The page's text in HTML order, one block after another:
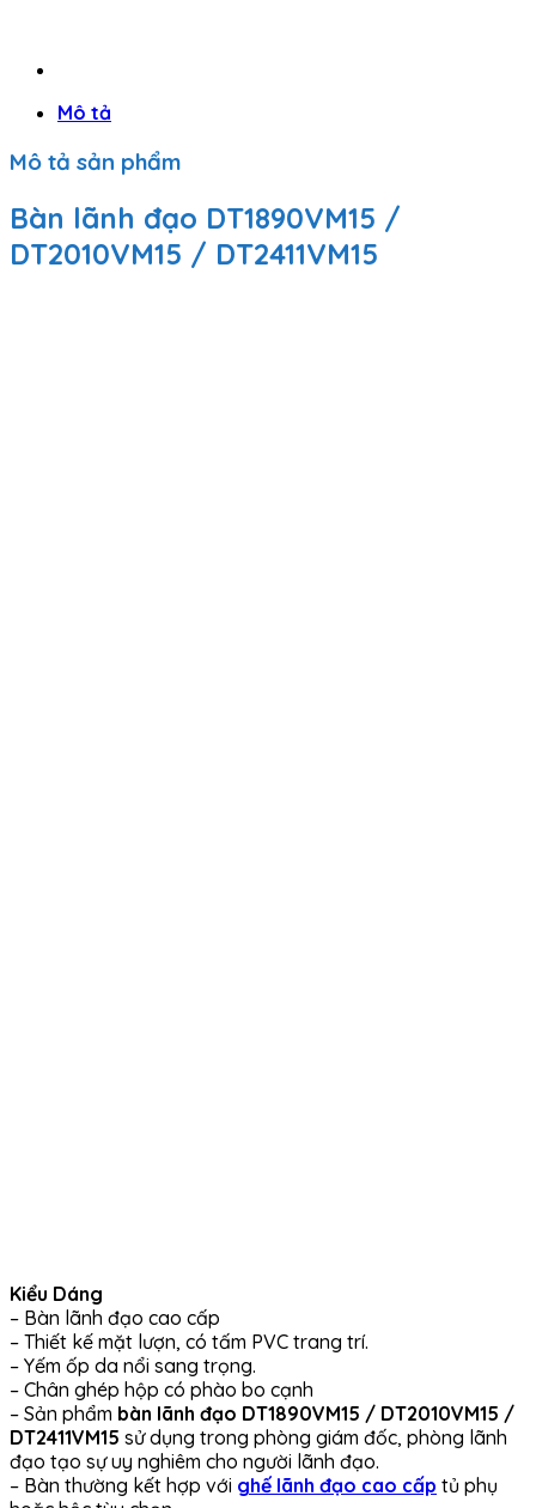
Mô tả
Mô tả sản phẩm
Bàn lãnh đạo DT1890VM15 /
DT2010VM15 / DT2411VM15
Kiểu Dáng
– Bàn lãnh đạo cao cấp
– Thiết kế mặt lượn, có tấm PVC trang trí.
– Yếm ốp da nổi sang trọng.
– Chân ghép hộp có phào bo cạnh
– Sản phẩm bàn lãnh đạo DT1890VM15 / DT2010VM15 /
DT2411VM15 sử dụng trong phòng giám đốc, phòng lãnh
đạo tạo sự uy nghiêm cho người lãnh đạo.
– Bàn thường kết hợp với ghế lãnh đạo cao cấp tủ phụ